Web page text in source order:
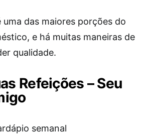
uma das maiores porções do
e há muitas maneiras de
qualidade.
Refeições – Seu
semanal